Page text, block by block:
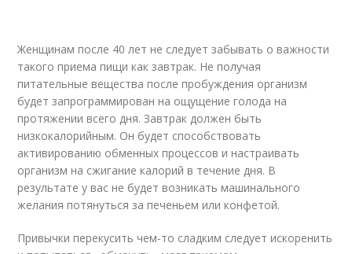
Женщинам после 40 лет не следует забывать о важности
такого приема пищи как завтрак. Не получая
питательные вещества после пробуждения организм
будет запрограммирован на ощущение голода на
протяжении всего дня. Завтрак должен быть
низкокалорийным. Он будет способствовать
активированию обменных процессов и настраивать
организм на сжигание калорий в течение дня. В
результате у вас не будет возникать машинального
желания потянуться за печеньем или конфетой.
Привычки перекусить чем-то сладким следует искоренить